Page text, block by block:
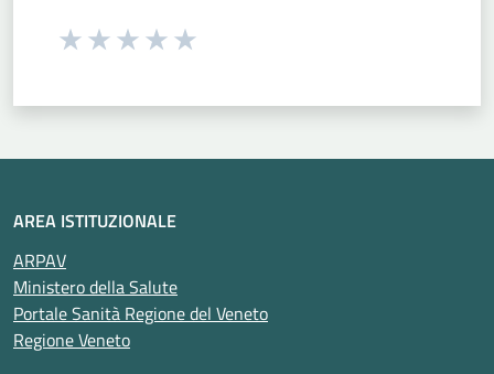
Seleziona una valutazione da 1 a 5 stelle
AREA ISTITUZIONALE
ARPAV
Ministero della Salute
Portale Sanità Regione del Veneto
Regione Veneto